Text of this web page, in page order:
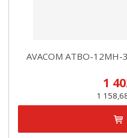
AVACOM ATBO-
1
1